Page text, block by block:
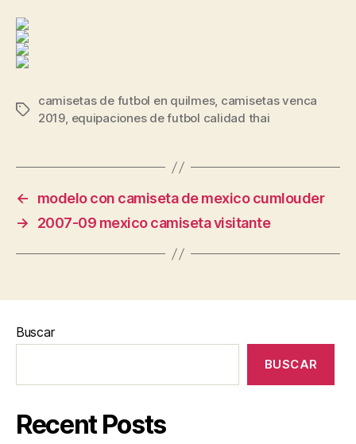
Etiquetas
camisetas de futbol en quilmes, camisetas venca
2019, equipaciones de futbol calidad thai
←
modelo con camiseta de mexico cumlouder
→
2007-09 mexico camiseta visitante
Buscar
BUSCAR
Recent Posts